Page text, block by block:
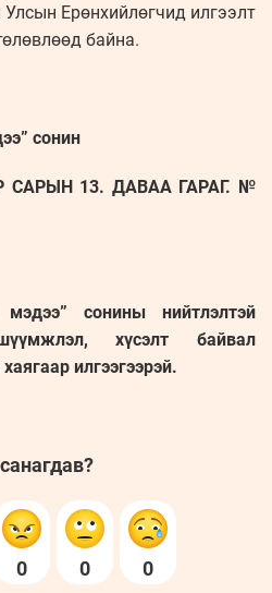
Ерөнхийлөгчид илгээлт
байна.
сонин
САРЫН 13. ДАВАА ГАРАГ. №
сонины нийтлэлтэй
хүсэлт байвал
илгээгээрэй.
0 0 0